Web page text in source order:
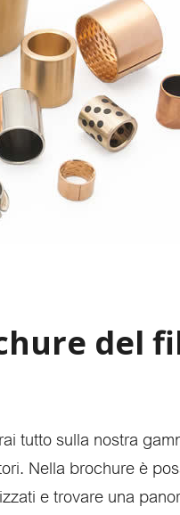
del
tutto sulla nostra
Nella brochure è
e trovare una